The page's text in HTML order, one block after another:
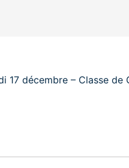
17 décembre – Classe de